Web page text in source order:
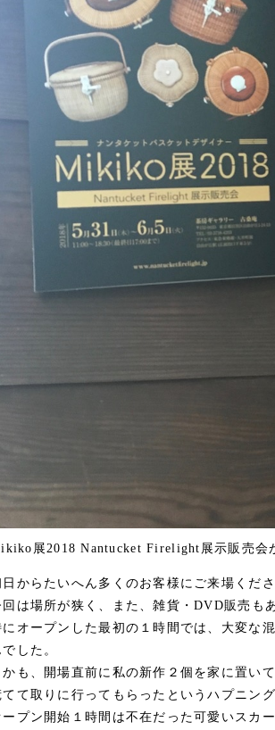
展2018 Nantucket Firelight展示販売会
日からたいへん多くのお客様にご来場くだ
回は場所が狭く、また、雑貨・DVD販売もあ
にオープンした最初の１時間では、大変な
でした。
かも、開場直前に私の新作２個を家に置い
てて取りに行ってもらったというハプニング
ープン開始１時間は不在だった可愛いスカ